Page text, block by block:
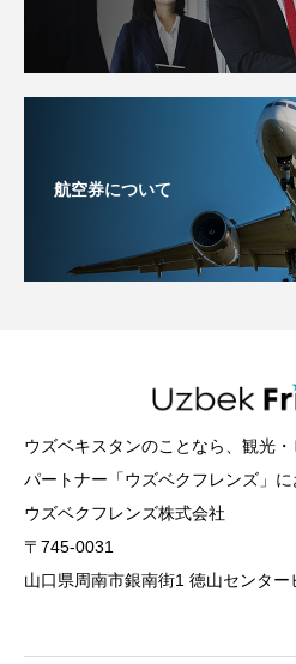
航空券について
ウズベキスタンのことなら、観光
パートナー「ウズベクフレンズ」に
ウズベクフレンズ株式会社
〒745-0031
山口県周南市銀南街1 徳山センター